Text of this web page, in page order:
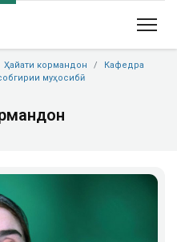
Ҳайати кормандон
Кафедра
муҳосибӣ